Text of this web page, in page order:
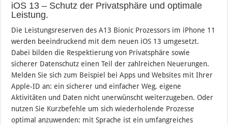
iOS 13 – Schutz der Privatsphäre und optimale
Leistung.
Die Leistungsreserven des A13 Bionic Prozessors im iPhone 11
werden beeindruckend mit dem neuen iOS 13 umgesetzt.
Dabei bilden die Respektierung von Privatsphäre sowie
sicherer Datenschutz einen Teil der zahlreichen Neuerungen.
Melden Sie sich zum Beispiel bei Apps und Websites mit Ihrer
Apple-ID an: ein sicherer und einfacher Weg, eigene
Aktivitäten und Daten nicht unerwünscht weiterzugeben. Oder
nutzen Sie Kurzbefehle um sich wiederholende Prozesse
optimal anzuwenden: mit Sprache ist ein umfangreiches